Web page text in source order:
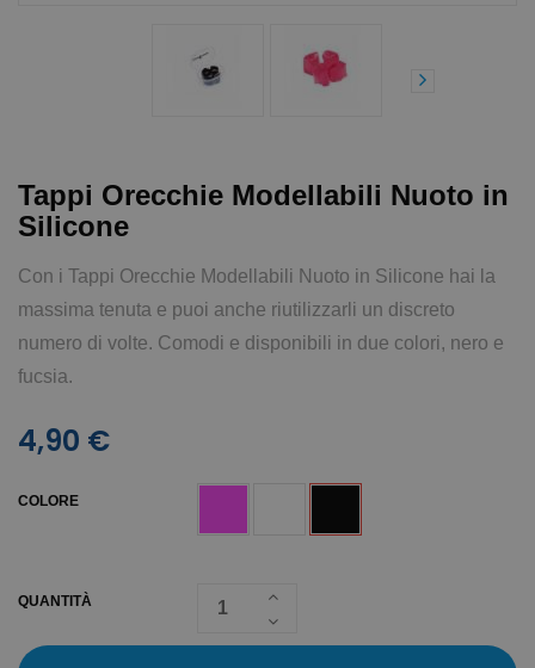
Tappi Orecchie Modellabili Nuoto in
Silicone
Con i Tappi Orecchie Modellabili Nuoto in Silicone hai la
massima tenuta e puoi anche riutilizzarli un discreto
numero di volte. Comodi e disponibili in due colori, nero e
fucsia.
4,90 €
COLORE
QUANTITÀ